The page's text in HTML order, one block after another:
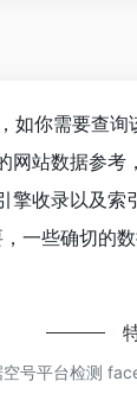
如你需要查
网站数据参考
擎收录以及
一些确切的
号平台检测